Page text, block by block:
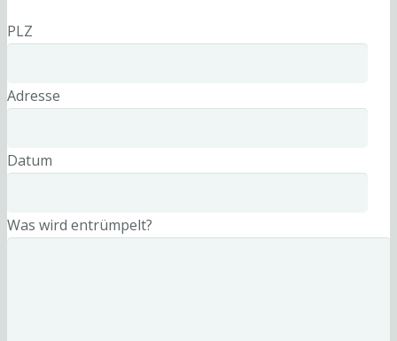
PLZ
Adresse
Datum
Was wird entrümpelt?